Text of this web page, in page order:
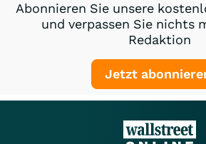
Abonnieren Sie unsere
und verpassen Sie nichts
Redaktion
Jetzt